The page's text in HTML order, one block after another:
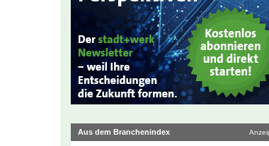
Aus dem Branchenindex